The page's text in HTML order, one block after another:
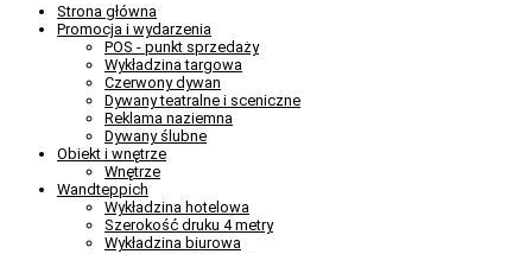
Strona główna
Promocja i wydarzenia
POS - punkt sprzedaży
Wykładzina targowa
Czerwony dywan
Dywany teatralne i sceniczne
Reklama naziemna
Dywany ślubne
Obiekt i wnętrze
Wnętrze
Wandteppich
Wykładzina hotelowa
Szerokość druku 4 metry
Wykładzina biurowa